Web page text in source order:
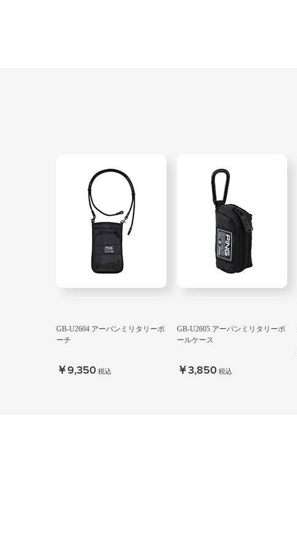
GB-U2604 アーバンミリタリーポ
ーチ
￥9,350税込
GB-U2605 アーバンミリタリーボ
ールケース
￥3,850税込